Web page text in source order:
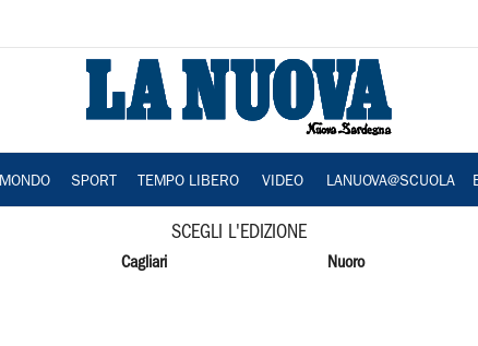
SPORT TEMPO LIBERO VIDEO LANUOVA@SCUOLA
SCEGLI L'EDIZIONE
Cagliari Nuoro